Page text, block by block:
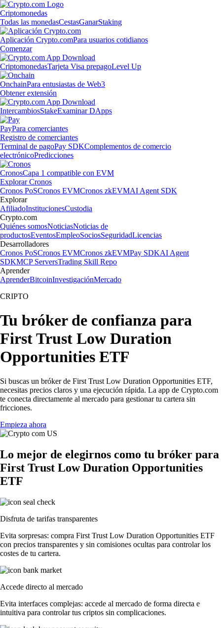
Criptomonedas
Todas las monedasCestasGanarStaking
Aplicación Crypto.comPara usuarios cotidianos
Comenzar
CriptomonedasTarjeta Visa prepagoLevel Up
OnchainPara entusiastas de Web3
Obtener extensión
IntercambiosStakeExaminar DApps
PayPara comerciantes
Registro de comerciantes
Terminal de pagoPay SDKComplementos de comercio
electrónicoPredicciones
CronosCapa 1 compatible con EVM
Explorar Cronos
Cronos PoSCronos EVMCronos zkEVMAI Agent SDK
Explorar
AfiliadoInstitucionesCustodia
Crypto.com
Quiénes somosNoticiasNoticias de
productosEventosEmpleoSociosSeguridadLicencias
Desarrolladores
Cronos PoSCronos EVMCronos zkEVMPay SDKAI Agent
SDKMCP ServersTrading Skill Repo
Aprender
AprenderBitcoinInvestigaciónMercado
CRIPTO
Tu bróker de confianza para
First Trust Low Duration
Opportunities ETF
Si buscas un bróker de First Trust Low Duration Opportunities ETF,
necesitas precios claros y una ejecución rápida. La app de Crypto.com
te conecta directamente al mercado para gestionar tu cartera sin
fricciones.
Empieza ahora
Lo mejor de elegirnos como tu bróker para
First Trust Low Duration Opportunities
ETF
Disfruta de tarifas transparentes
Evita sorpresas: compra First Trust Low Duration Opportunities ETF
con precios transparentes y sin comisiones ocultas para controlar los
costes de tu cartera.
Accede directo al mercado
Evita interfaces complejas: accede al mercado de forma directa e
intuitiva para controlar tus criptos sin complicaciones.